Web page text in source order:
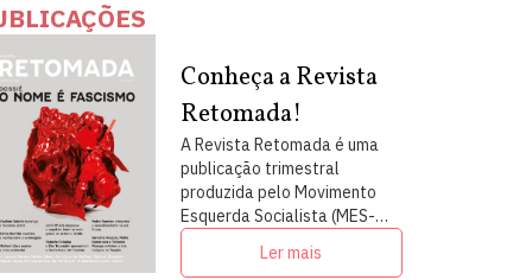
Conheça a Revista
Retomada!
A Revista Retomada é uma
publicação trimestral
produzida pelo Movimento
Esquerda Socialista (MES-
PSOL) em articulação com
intelectuais, militantes e
Ler mais